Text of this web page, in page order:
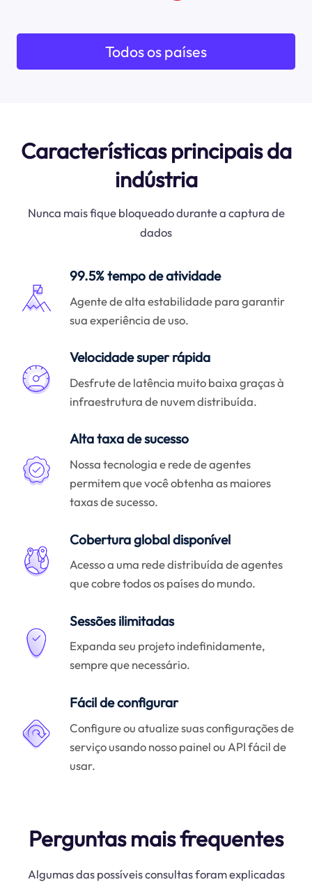
Todos os países
Características principais da
indústria
Nunca mais fique bloqueado durante a captura de
dados
99.5% tempo de atividade
Agente de alta estabilidade para garantir
sua experiência de uso.
Velocidade super rápida
Desfrute de latência muito baixa graças à
infraestrutura de nuvem distribuída.
Alta taxa de sucesso
Nossa tecnologia e rede de agentes
permitem que você obtenha as maiores
taxas de sucesso.
Cobertura global disponível
Acesso a uma rede distribuída de agentes
que cobre todos os países do mundo.
Sessões ilimitadas
Expanda seu projeto indefinidamente,
sempre que necessário.
Fácil de configurar
Configure ou atualize suas configurações de
serviço usando nosso painel ou API fácil de
usar.
Perguntas mais frequentes
Algumas das possíveis consultas foram explicadas